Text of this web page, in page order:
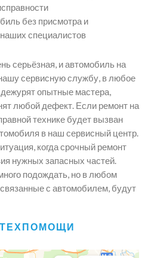
без присмотра и
специалистов
серьёзная, и автомобиль на
сервисную службу, в любое
опытные мастера,
любой дефект. Если ремонт на
технике будет вызван
в наш сервисный центр.
когда срочный ремонт
нужных запасных частей.
подождать, но в любом
с автомобилем, будут